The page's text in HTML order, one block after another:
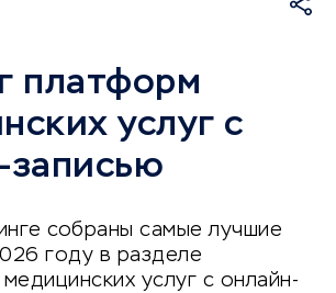
платформ
услуг с
записью
собраны самые лучшие
году в разделе
услуг с онлайн-